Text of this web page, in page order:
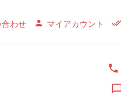
合わせ マイアカウント